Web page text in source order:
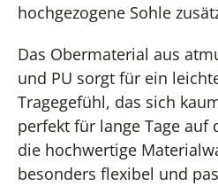
hochgezogene Sohle
Das Obermaterial aus
und PU sorgt für ein
Tragegefühl, das sich
perfekt für lange Tage auf
die hochwertige
besonders flexibel und